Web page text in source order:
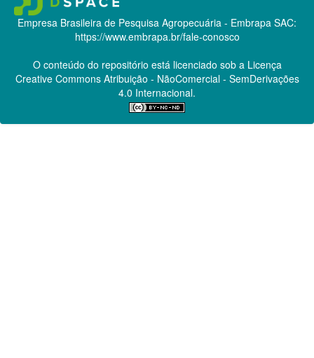
Empresa Brasileira de Pesquisa Agropecuária - Embrapa SAC:
https://www.embrapa.br/fale-conosco
O conteúdo do repositório está licenciado sob a Licença
Creative CommonsAtribuição - NãoComercial - SemDerivações
4.0 Internacional.